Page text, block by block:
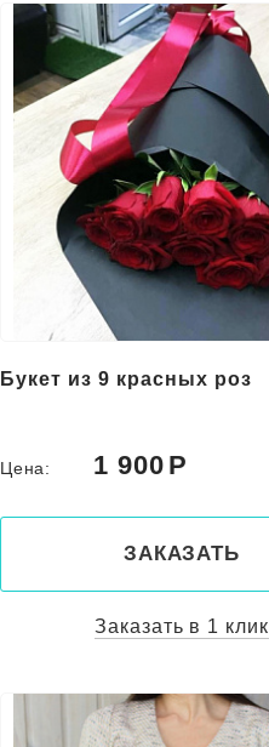
Букет из 9 красных роз
Цена: 1 900
ЗАКАЗАТЬ
Заказать в 1 клик